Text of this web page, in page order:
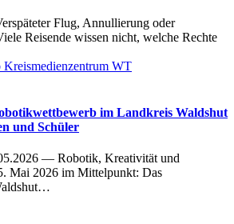
Flug, Annullierung oder
Reisende wissen nicht, welche Rechte
im Landkreis Waldshut
und Schüler
— Robotik, Kreativität und
Mai 2026 im Mittelpunkt: Das